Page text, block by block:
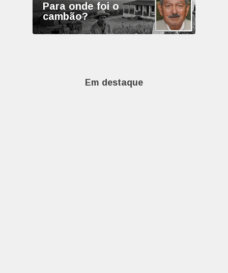
Para onde foi o
cambão?
Em destaque